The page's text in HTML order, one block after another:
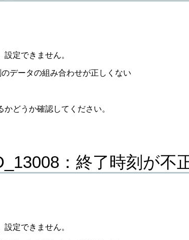
設定できません。
データの組み合わせが正しくない
どうか確認してください。
：終了時刻が不
設定できません。